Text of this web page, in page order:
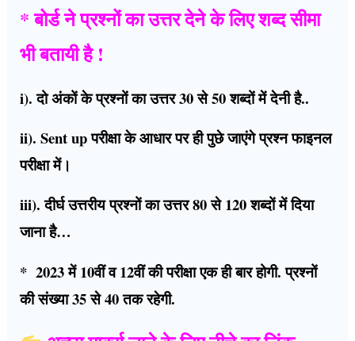
* बोर्ड ने प्रश्नों का उत्तर देने के लिए शब्द सीमा
भी बतायी है !
i). दो अंकों के प्रश्नों का उत्तर 30 से 50 शब्दों में देनी है..
ii). Sent up परीक्षा के आधार पर ही पुछे जाएंगे प्रश्न फाइनल
परीक्षा में।
iii). दीर्घ उत्तरीय प्रश्नों का उत्तर 80 से 120 शब्दों में दिया
जाना है…
* 2023 में 10वीं व 12वीं की परीक्षा एक ही बार होगी. प्रश्नों
की संख्या 35 से 40 तक रहेगी.